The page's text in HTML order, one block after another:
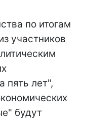
по итогам
участников
пять лет",
будут